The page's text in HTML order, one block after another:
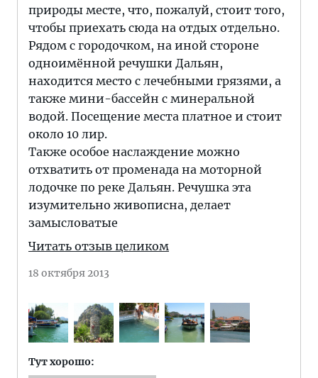
природы месте, что, пожалуй, стоит того,
чтобы приехать сюда на отдых отдельно.
Рядом с городочком, на иной стороне
одноимённой речушки Дальян,
находится место с лечебными грязями, а
также мини-бассейн с минеральной
водой. Посещение места платное и стоит
около 10 лир.
Также особое наслаждение можно
отхватить от променада на моторной
лодочке по реке Дальян. Речушка эта
изумительно живописна, делает
замысловатые
Читать отзыв целиком
18 октября 2013
Тут хорошо: